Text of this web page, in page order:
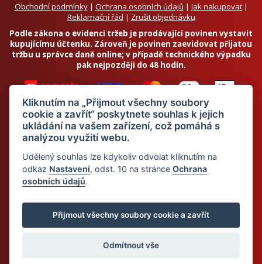
Obchodní podmínky| Ochrana osobních údajů | Jak nakupovat|
Reklamační řád | Zrušit objednávku
Podle zákona o evidenci tržeb je prodávající povinen vystavit
kupujícímu účtenku. Zároveň je povinen zaevidovat přijatou
tržbu u správce daně online; v případě technického výpadku
pak nejpozději do 48 hodin.
Chci odebírat newsletter
© 2026 Dietalegre - bílkovinná dieta pro zdravé hubnutí
Kliknutím na „Přijmout všechny soubory
cookie a zavřít“ poskytnete souhlas k jejich
ukládání na vašem zařízení, což pomáhá s
analýzou využití webu.
Udělený souhlas lze kdykoliv odvolat kliknutím na
odkaz Nastavení, odst. 10 na stránceOchrana
osobních údajů.
Přijmout všechny soubory cookie a zavřít
Odmítnout vše